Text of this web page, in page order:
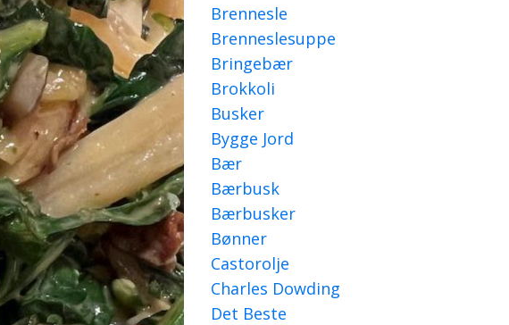
Brennesle
Brenneslesuppe
Bringebær
Brokkoli
Busker
Bygge Jord
Bær
Bærbusk
Bærbusker
Bønner
Castorolje
Charles Dowding
Det Beste